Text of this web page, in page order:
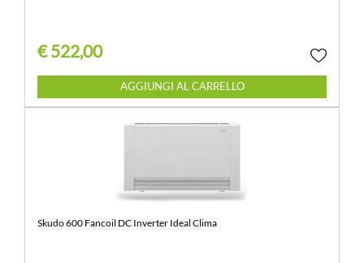
€ 522,00
Quantità
AGGIUNGI AL CARRELLO
Skudo 600 Fancoil DC Inverter Ideal Clima